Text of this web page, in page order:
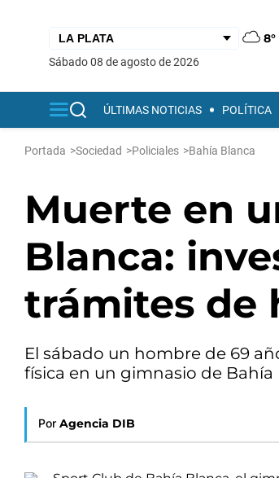
8°
sábado 08 de agosto de 2026
ÚLTIMAS NOTICIAS POLÍTICA
Portada >Sociedad >Policiales >Bahía Blanca
Muerte en
Blanca:
trámites de
El sábado un hombre de 69
física en un gimnasio de Bahía
Por Agencia DIB